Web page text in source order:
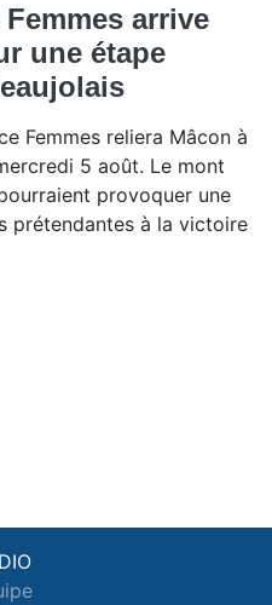
arrive
une étape
Femmes reliera Mâcon à
5 août. Le mont
provoquer une
prétendantes à la victoire